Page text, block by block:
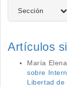
Sección
Artículos
María
sobre
Libertad de